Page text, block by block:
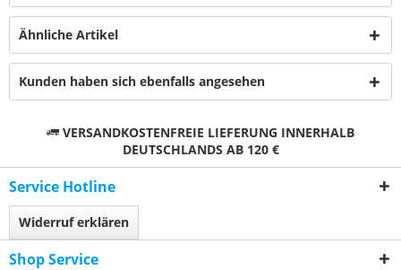
Ähnliche Artikel
Kunden haben sich ebenfalls angesehen
VERSANDKOSTENFREIE LIEFERUNG INNERHALB
DEUTSCHLANDS AB 120 €
Service Hotline
Widerruf erklären
Shop Service